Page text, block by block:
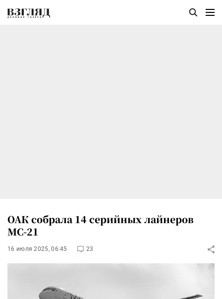
ОАК собрала 14 серийных лайнеров
МС-21
16 июля 2025, 06:45 23